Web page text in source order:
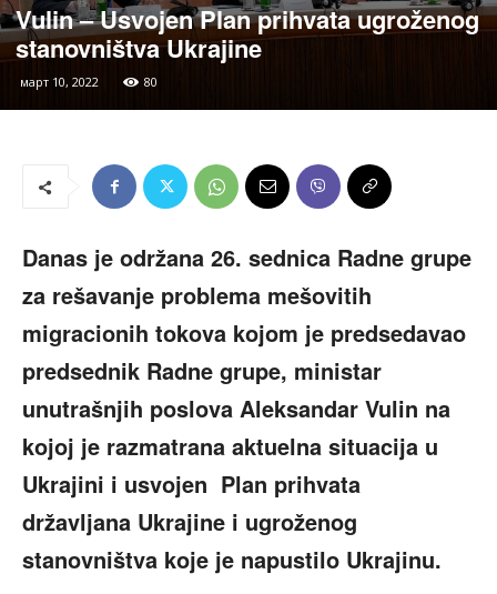
Vulin – Usvojen Plan prihvata ugroženog
stanovništva Ukrajine
март 10, 2022 80
Danas je održana 26. sednica Radne grupe
za rešavanje problema mešovitih
migracionih tokova kojom je predsedavao
predsednik Radne grupe, ministar
unutrašnjih poslova Aleksandar Vulin na
kojoj je razmatrana aktuelna situacija u
Ukrajini i usvojen Plan prihvata
državljana Ukrajine i ugroženog
stanovništva koje je napustilo Ukrajinu.